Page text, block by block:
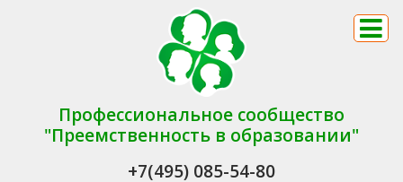
Профессиональное сообщество
"Преемственность в образовании"
+7(495) 085-54-80